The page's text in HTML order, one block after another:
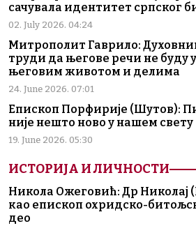
сачувала идентитет српског
02. July 2026. 04:24
Митрополит Гаврило:
труди да његове речи не буду
његовим животом и делима
24. June 2026. 07:01
Епископ Порфирије (Шутов):
није нешто ново у нашем свету
19. June 2026. 05:30
ИСТОРИЈА И ЛИЧНОСТИ
Никола Ожеговић: Др Николај
као епископ охридско-
део